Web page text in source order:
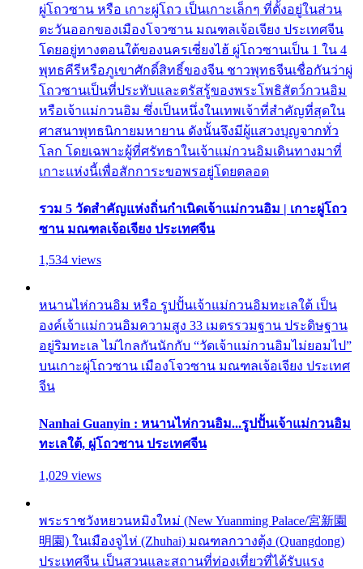
ผู่โถวซาน หรือ เกาะผู่โถว เป็นเกาะเล็กๆ ที่ตั้งอยู่ในส่วน
ตะวันออกของเมืองโจวซาน มณฑลเจ้อเจียง ประเทศจีน
โดยอยู่ทางตอนใต้ของนครเซี่ยงไฮ้ ผู่โถวซานเป็น 1 ใน 4
พุทธคีรีหรือภูเขาศักดิ์สิทธิ์ของจีน ชาวพุทธจีนเชื่อกันว่าผู่
โถวซานเป็นที่ประทับและตรัสรู้ของพระโพธิสัตว์กวนอิม
หรือเจ้าแม่กวนอิม ซึ่งเป็นหนึ่งในเทพเจ้าที่สำคัญที่สุดใน
ศาสนาพุทธนิกายมหายาน ดังนั้นจึงมีผู้แสวงบุญจากทั่ว
โลก โดยเฉพาะผู้ที่ศรัทธาในเจ้าแม่กวนอิมเดินทางมาที่
เกาะแห่งนี้เพื่อสักการะขอพรอยู่โดยตลอด
รวม 5 วัดสำคัญแห่งถิ่นกำเนิดเจ้าแม่กวนอิม | เกาะผู่โถว
ซาน มณฑลเจ้อเจียง ประเทศจีน
1,534 views
หนานไห่กวนอิม หรือ รูปปั้นเจ้าแม่กวนอิมทะเลใต้ เป็น
องค์เจ้าแม่กวนอิมความสูง 33 เมตรรวมฐาน ประดิษฐาน
อยู่ริมทะเล ไม่ไกลกันนักกับ “วัดเจ้าแม่กวนอิมไม่ยอมไป”
บนเกาะผู่โถวซาน เมืองโจวซาน มณฑลเจ้อเจียง ประเทศ
จีน
Nanhai Guanyin : หนานไห่กวนอิม...รูปปั้นเจ้าแม่กวนอิม
ทะเลใต้, ผู่โถวซาน ประเทศจีน
1,029 views
พระราชวังหยวนหมิงใหม่ (New Yuanming Palace/宮新園
明園) ในเมืองจูไห่ (Zhuhai) มณฑลกวางตุ้ง (Quangdong)
ประเทศจีน เป็นสวนและสถานที่ท่องเที่ยวที่ได้รับแรง